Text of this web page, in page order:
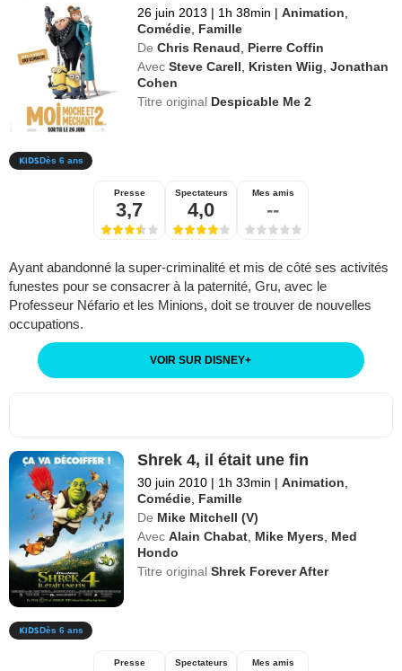
26 juin 2013 | 1h 38min | Animation
Comédie Famille
De Chris Renaud
Pierre Coffin
Avec Steve Carell Kristen Wiig ,Jonathan
Cohen
Titre original Despicable Me 2
Dès 6 ans
Presse
3,7
Spectateurs
4,0
Mes amis
--
Ayant abandonné la super-criminalité et mis de côté ses activités
funestes pour se consacrer à la paternité, Gru, avec le
Professeur Néfario et les Minions, doit se trouver de nouvelles
occupations.
VOIR SUR DISNEY+
Shrek 4, il était une fin
30 juin 2010 | 1h 33min | Animation
Comédie Famille
De Mike Mitchell (V)
Avec Alain Chabat Mike Myers
Med
Hondo
Titre originalShrek Forever After
Dès 6 ans
Presse Spectateurs Mes amis